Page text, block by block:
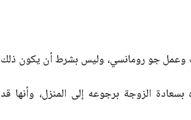
وعمل جو رومانسي، وليس بشرط أن يكون ذلك
الزوجة برجوعه إلى المنزل، وأنها قد